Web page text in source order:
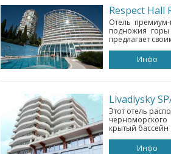
Respect Hall
Отель премиум-
подножия
предлагает
Инфо
Livadiysky
Этот отель
крытый бассейн
Инфо